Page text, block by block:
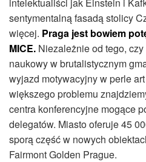
sentymentalną fasadą stolicy
więcej. Praga jest bowiem
MICE. Niezależnie od tego,
naukowy w brutalistycznym
wyjazd motywacyjny w perle
większego problemu
centra konferencyjne mogące
delegatów. Miasto oferuje 45
sporą część w nowych
Fairmont Golden Prague.